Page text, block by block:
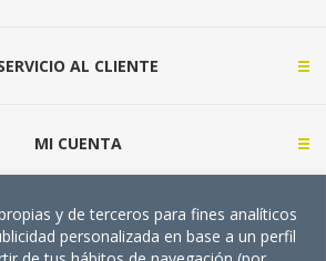
AL CLIENTE
MI CUENTA
NOSOTROS (CONSULTAS)
y de terceros para fines analíticos
personalizada en base a un perfil